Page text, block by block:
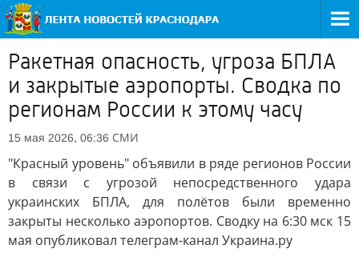
Ракетная опасность, угроза БПЛА
и закрытые аэропорты. Сводка по
регионам России к этому часу
15 мая 2026, 06:36 СМИ
"Красный уровень" объявили в ряде регионов России
в связи с угрозой непосредственного удара
украинских БПЛА, для полётов были временно
закрыты несколько аэропортов. Сводку на 6:30 мск 15
мая опубликовал телеграм-канал Украина.ру